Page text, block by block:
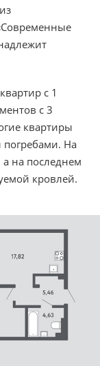
с 1
с 3
квартиры
погребами. На
на последнем
кровлей.